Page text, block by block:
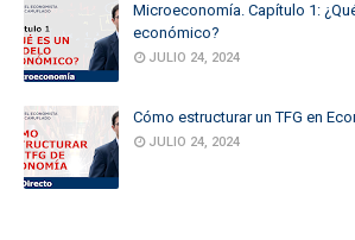
Microeconomía. Capítulo 1:
económico?
JULIO 24, 2024
Cómo estructurar un TFG en
JULIO 24, 2024